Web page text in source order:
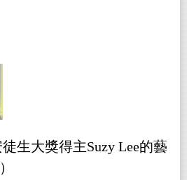
生大獎得主Suzy Lee的藝